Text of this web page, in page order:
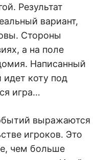
Результат
вариант,
Стороны
а на поле
Написанный
идет коту под
игра…
выражаются
игроков. Это
чем больше